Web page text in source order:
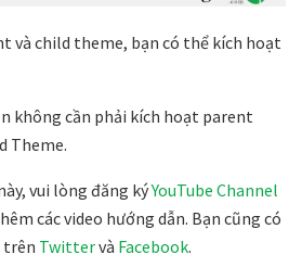
và child theme, bạn có thể kích hoạt
không cần phải kích hoạt parent
Theme.
vui lòng đăng kýYouTube Channel
các video hướng dẫn. Bạn cũng có
trên Twittervà Facebook.